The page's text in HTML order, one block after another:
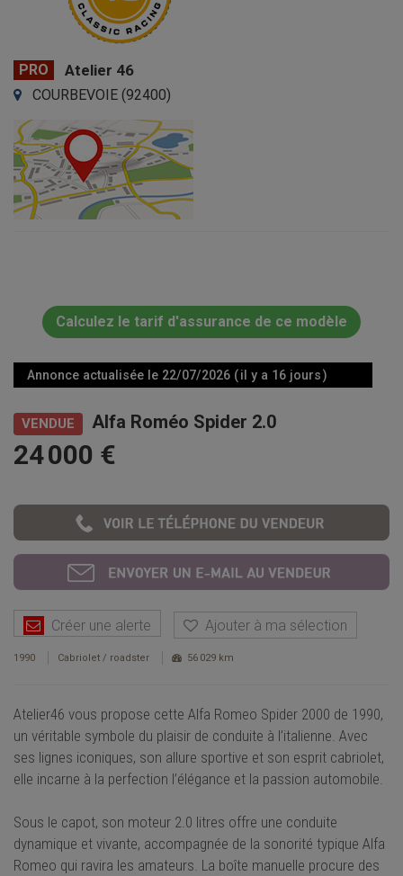
PRO Atelier 46
COURBEVOIE (92400)
Calculez le tarif d'assurance de ce modèle
Annonce actualisée le 22/07/2026 ( il y a 16 jours )
VENDUE Alfa Roméo Spider 2.0
24 000 €
Créer une alerte Ajouter à ma sélection
1990 Cabriolet / roadster 56 029 km
Atelier46 vous propose cette Alfa Romeo Spider 2000 de 1990,
un véritable symbole du plaisir de conduite à l’italienne. Avec
ses lignes iconiques, son allure sportive et son esprit cabriolet,
elle incarne à la perfection l’élégance et la passion automobile.
Sous le capot, son moteur 2.0 litres offre une conduite
dynamique et vivante, accompagnée de la sonorité typique Alfa
Romeo qui ravira les amateurs. La boîte manuelle procure des